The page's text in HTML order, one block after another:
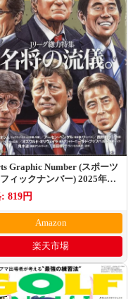
Graphic Number (スポーツ
ィックナンバー) 2025年
[雑誌]
819円
Amazon
楽天市場